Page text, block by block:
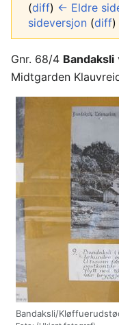
(diff) ← Eldre
sideversjon (diff) |
Gnr. 68/4 Bandaksli
Midtgarden
Bandaksli/